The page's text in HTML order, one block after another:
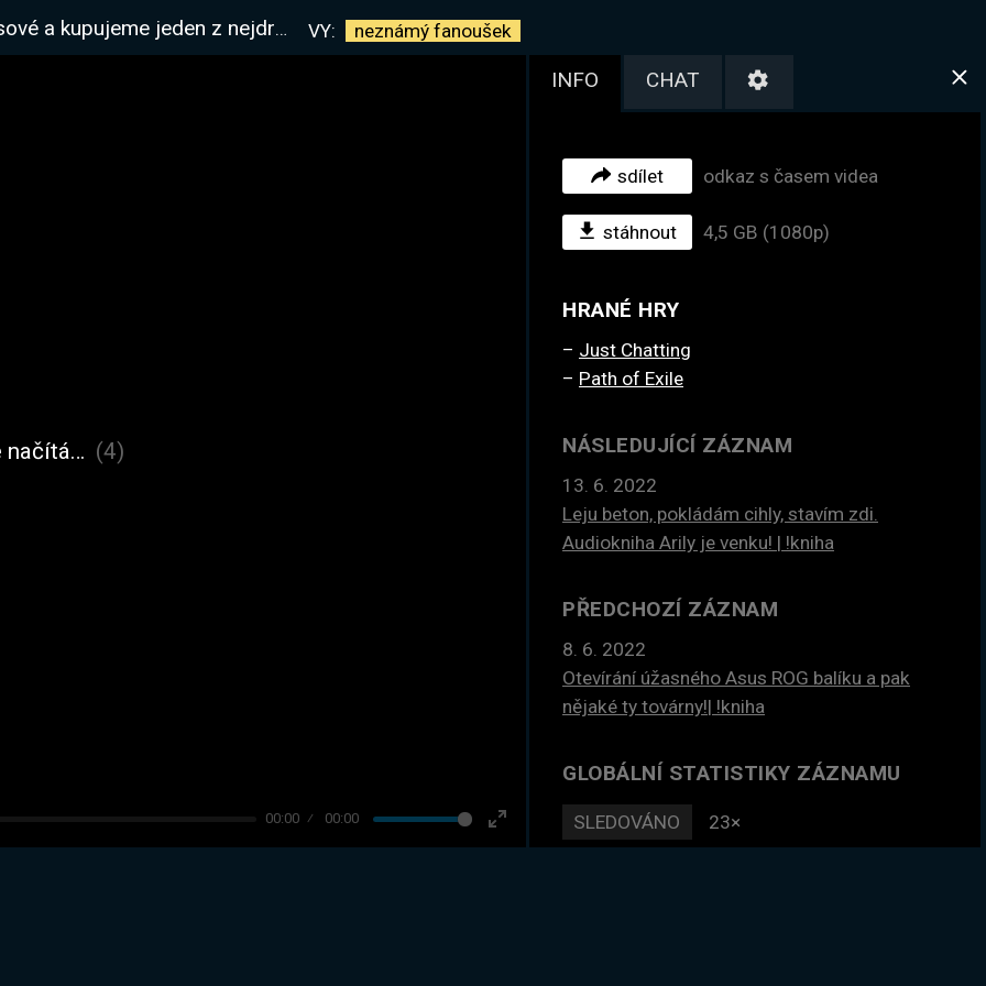
z nejdražších itemu ve hře za cca 50ex| !kniha VY: neznámý fanoušek
00:00 00:00
Enter
načítá… (4)
INFO CHAT
sdílet odkaz s časem videa
stáhnout 4,5 GB (1080p)
HRANÉ HRY
Just Chatting
Path of Exile
NÁSLEDUJÍCÍ ZÁZNAM
13. 6. 2022
Leju beton, pokládám cihly, stavím zdi.
Audiokniha Arily je venku! | !kniha
PŘEDCHOZÍ ZÁZNAM
8. 6. 2022
Otevírání úžasného Asus ROG balíku a pak
nějaké ty továrny!| !kniha
GLOBÁLNÍ STATISTIKY ZÁZNAMU
SLEDOVÁNO 23×